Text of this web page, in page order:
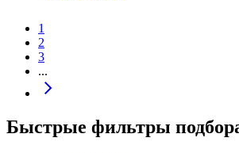
1
2
3
...
Быстрые фильтры